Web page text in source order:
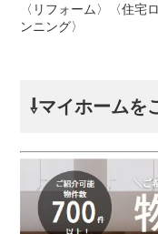
〈リフォーム〉〈住宅
ンニング〉
⇩マイホームを